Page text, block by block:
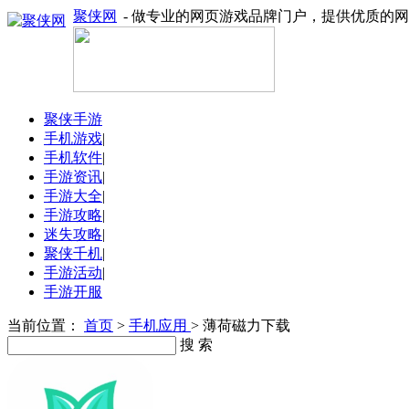
聚侠网 - 做专业的网页游戏品牌门户，提供优质的
聚侠手游
手机游戏|
手机软件|
手游资讯|
手游大全|
手游攻略|
迷失攻略|
聚侠千机|
手游活动|
手游开服
当前位置： 首页 > 手机应用 > 薄荷磁力下载
搜 索